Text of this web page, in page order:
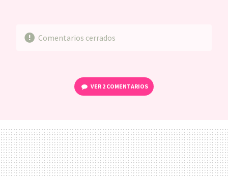
Comentarios cerrados
VER 2 COMENTARIOS